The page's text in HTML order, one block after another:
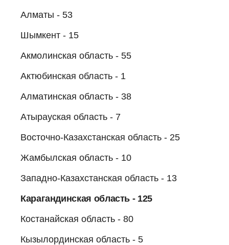
Алматы - 53
Шымкент - 15
Акмолинская область - 55
Актюбинская область - 1
Алматинская область - 38
Атырауская область - 7
Восточно-Казахстанская область - 25
Жамбылская область - 10
Западно-Казахстанская область - 13
Карагандинская область - 125
Костанайская область - 80
Кызылординская область - 5